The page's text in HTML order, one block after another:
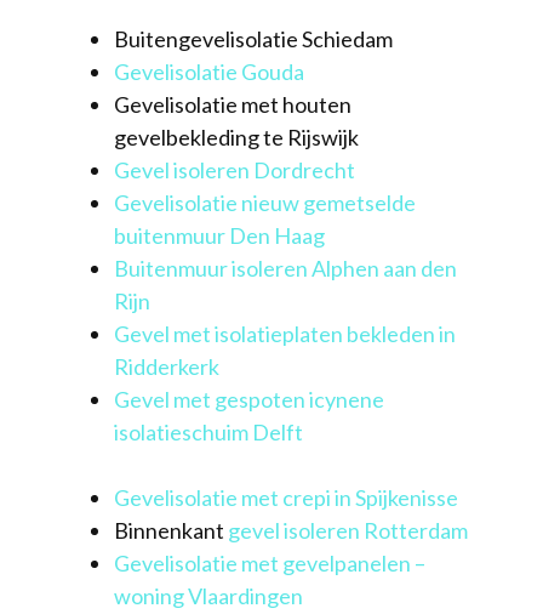
Buitengevelisolatie Schiedam
Gevelisolatie Gouda
Gevelisolatie met houten
gevelbekleding te Rijswijk
Gevel isoleren Dordrecht
Gevelisolatie nieuw gemetselde
buitenmuur Den Haag
Buitenmuur isoleren Alphen aan den
Rijn
Gevel met isolatieplaten bekleden in
Ridderkerk
Gevel met gespoten icynene
isolatieschuim Delft
Gevelisolatie met crepi in Spijkenisse
Binnenkant gevel isoleren Rotterdam
Gevelisolatie met gevelpanelen –
woning Vlaardingen